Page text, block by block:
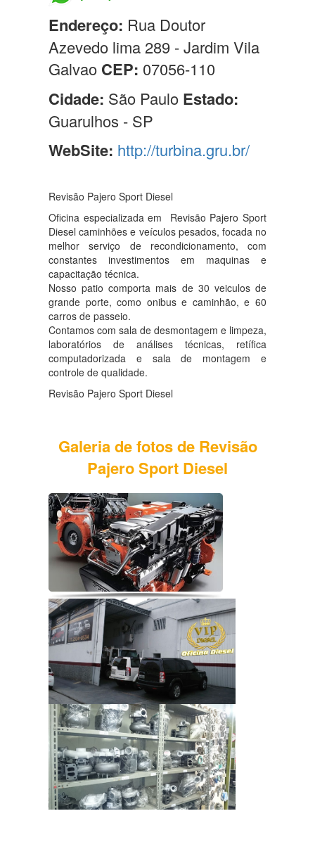
Endereço: Rua Doutor
Azevedo lima 289 - Jardim Vila
Galvao CEP: 07056-110
Cidade: São Paulo Estado:
Guarulhos - SP
WebSite: http://turbina.gru.br/
Revisão Pajero Sport Diesel
Oficina especializada em Revisão Pajero Sport
Diesel caminhões e veículos pesados, focada no
melhor serviço de recondicionamento, com
constantes investimentos em maquinas e
capacitação técnica.
Nosso patio comporta mais de 30 veiculos de
grande porte, como onibus e caminhão, e 60
carros de passeio.
Contamos com sala de desmontagem e limpeza,
laboratórios de análises técnicas, retífica
computadorizada e sala de montagem e
controle de qualidade.
Revisão Pajero Sport Diesel
Galeria de fotos de Revisão
Pajero Sport Diesel